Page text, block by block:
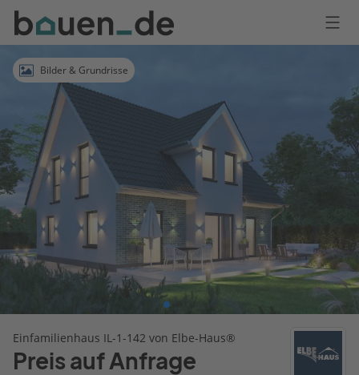
Bauen
Logo
AnmeldenBilder & Grundrisse
Einfamilienhaus IL-1-142 von Elbe-Haus®
Preis auf Anfrage